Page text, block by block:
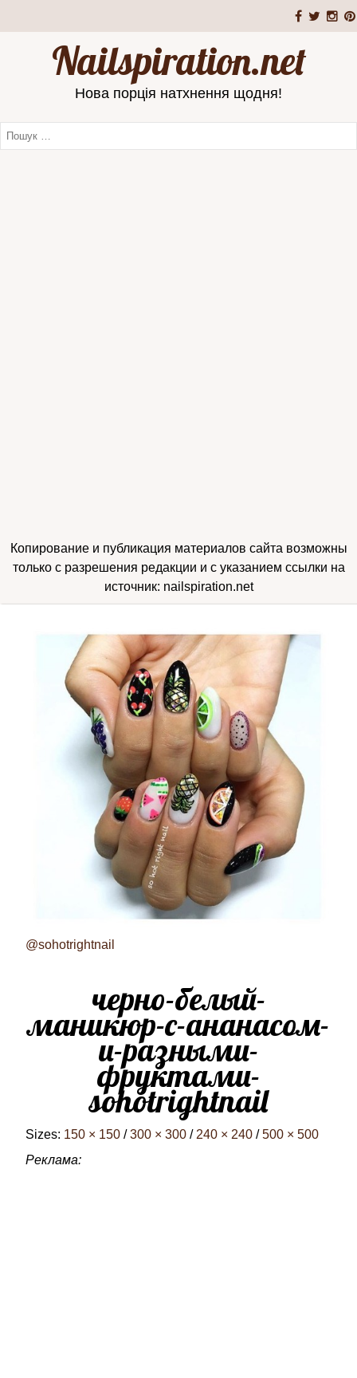
Nailspiration.net
Нова порція натхнення щодня!
Копирование и публикация материалов сайта возможны
только с разрешения редакции и с указанием ссылки на
источник: nailspiration.net
@sohotrightnail
черно-белый-
маникюр-с-ананасом-
и-разными-
фруктами-
sohotrightnail
Sizes: 150 × 150 / 300 × 300 / 240 × 240 / 500 × 500
Реклама: